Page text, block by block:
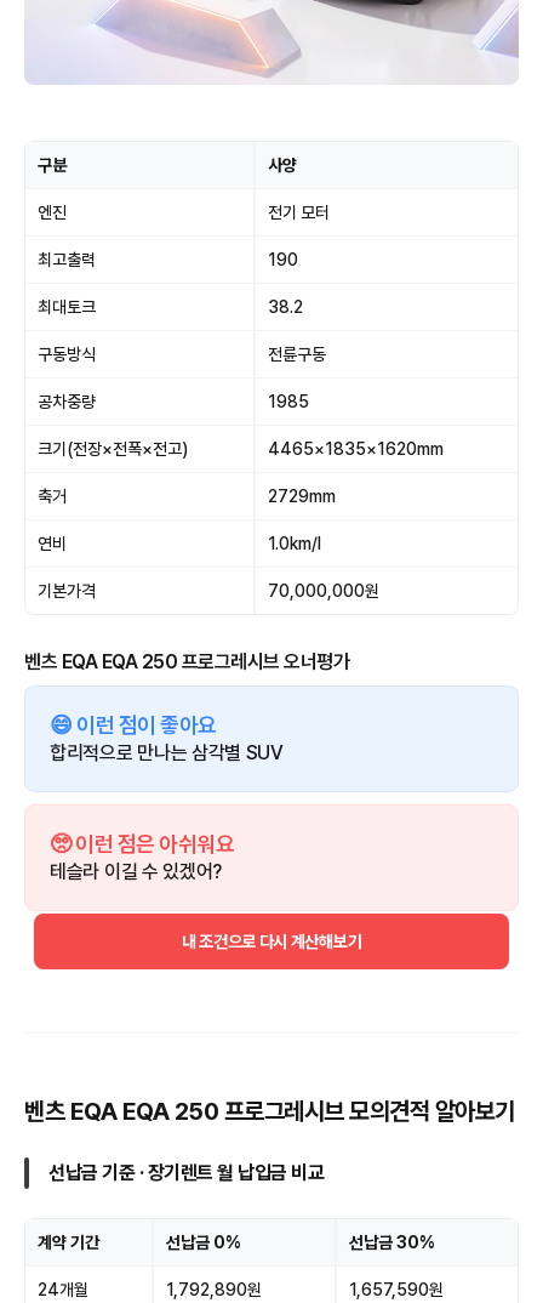
구분 사양
엔진 전기 모터
최고출력 190
최대토크 38.2
구동방식 전륜구동
공차중량 1985
크기(전장×전폭×전고) 4465×1835×1620mm
축거 2729mm
연비 1.0km/l
기본가격 70,000,000원
벤츠 EQA EQA 250 프로그레시브 오너평가
😄 이런 점이 좋아요
합리적으로 만나는 삼각별 SUV
🥺 이런 점은 아쉬워요
테슬라 이길 수 있겠어?
내 조건으로 다시 계산해보기
벤츠 EQA EQA 250 프로그레시브 모의견적 알아보기
선납금 기준 · 장기렌트 월 납입금 비교
계약 기간 선납금 0% 선납금 30%
24개월 1,792,890원 1,657,590원